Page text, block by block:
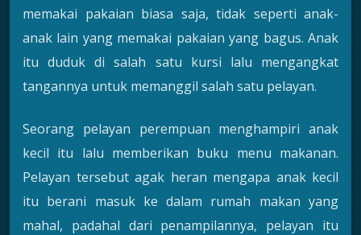
memakai pakaian biasa saja, tidak seperti anak-
anak lain yang memakai pakaian yang bagus. Anak
itu duduk di salah satu kursi lalu mengangkat
tangannya untuk memanggil salah satu pelayan.
Seorang pelayan perempuan menghampiri anak
kecil itu lalu memberikan buku menu makanan.
Pelayan tersebut agak heran mengapa anak kecil
itu berani masuk ke dalam rumah makan yang
mahal, padahal dari penampilannya, pelayan itu